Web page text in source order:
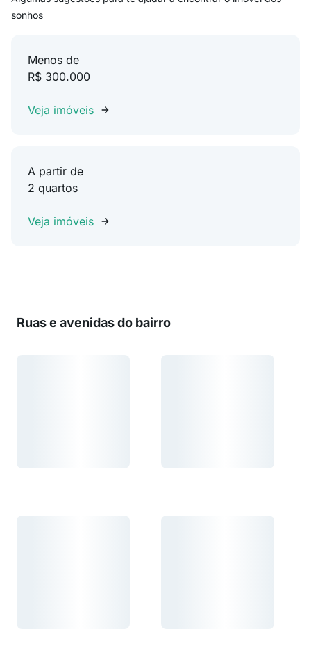
sonhos
Menos de
R$ 300.000
Veja imóveis
A partir de
2 quartos
Veja imóveis
Ruas e avenidas do bairro